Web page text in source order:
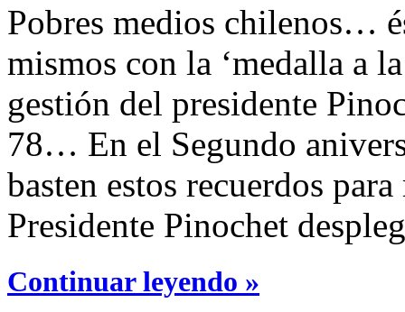
Pobres medios chilenos…
mismos con la ‘medalla a
gestión del presidente
78… En el Segundo
basten estos recuerdos
Presidente Pinochet
Continuar leyendo »